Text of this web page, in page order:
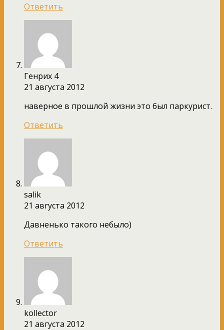
Ответить
Генрих 4
21 августа 2012
наверное в прошлой жизни это был паркурист.
Ответить
salik
21 августа 2012
Давненько такого небыло)
Ответить
kollector
21 августа 2012